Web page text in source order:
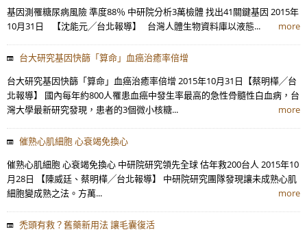
基因測罹糖尿病風險 準度88％ 中研院分析3萬檢體 找出41關鍵基因 2015年
10月31日 【沈能元╱台北報導】 台灣人體生物資料庫以液態...
more
台大研究基因快篩「算命」血癌治癒率倍增
台大研究基因快篩「算命」血癌治癒率倍增 2015年10月31日【蔡明樺╱台
北報導】 國內每年約800人罹患血癌中發生率最高的急性骨髓性白血病，台
灣大學最新研究發現，患者的3個微小核糖...
more
催熟心肌細胞 心衰竭免換心
催熟心肌細胞 心衰竭免換心 中研院研究領先全球 估年救200台人 2015年10
月28日 【陳威廷、蔡明樺╱台北報導】 中研院研究團隊發現讓未成熟心肌
細胞變成熟之法。方萬...
more
禿頭有救？舊藥新用法 讓毛囊復活